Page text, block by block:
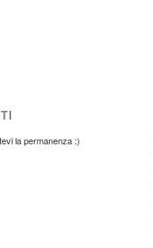
la permanenza :)